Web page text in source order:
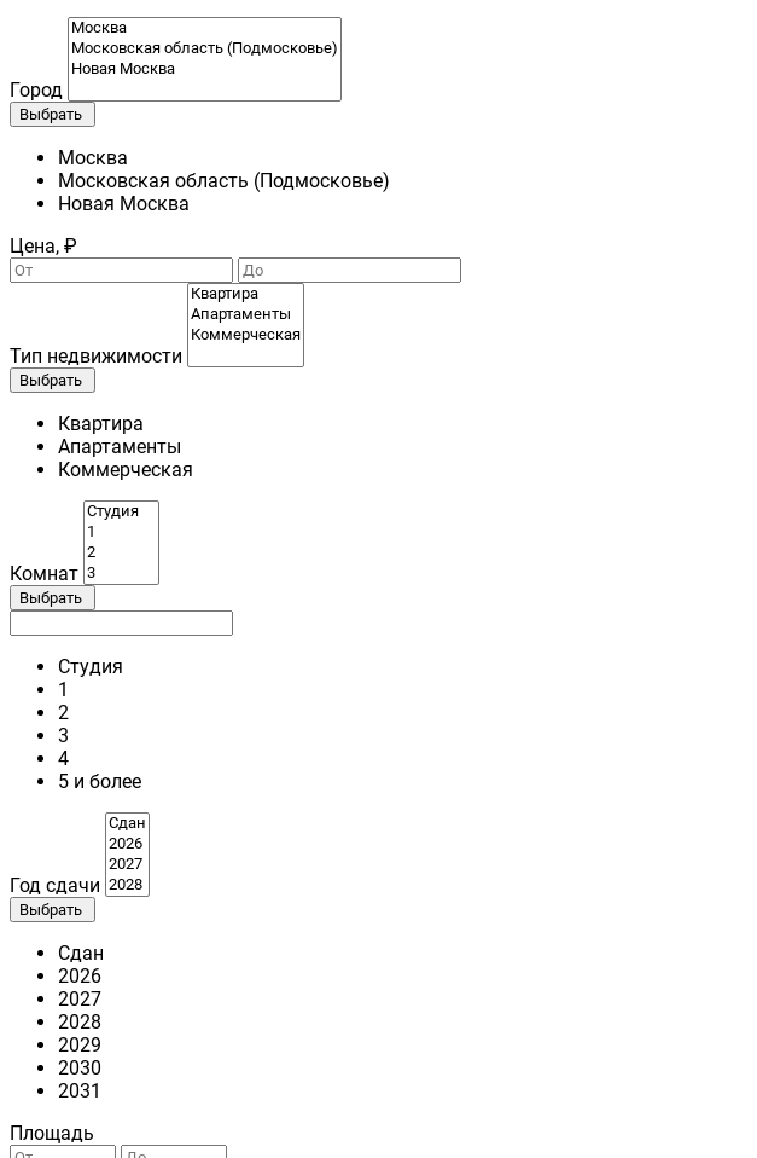
Город
Выбрать
Москва
Московская область (Подмосковье)
Новая Москва
Цена, ₽
Тип недвижимости
Выбрать
Квартира
Апартаменты
Коммерческая
Комнат
Выбрать
Студия
1
2
3
4
5 и более
Год сдачи
Выбрать
Сдан
2026
2027
2028
2029
2030
2031
Площадь